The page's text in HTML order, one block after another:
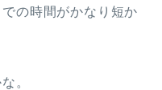
の時間がかなり短か
。